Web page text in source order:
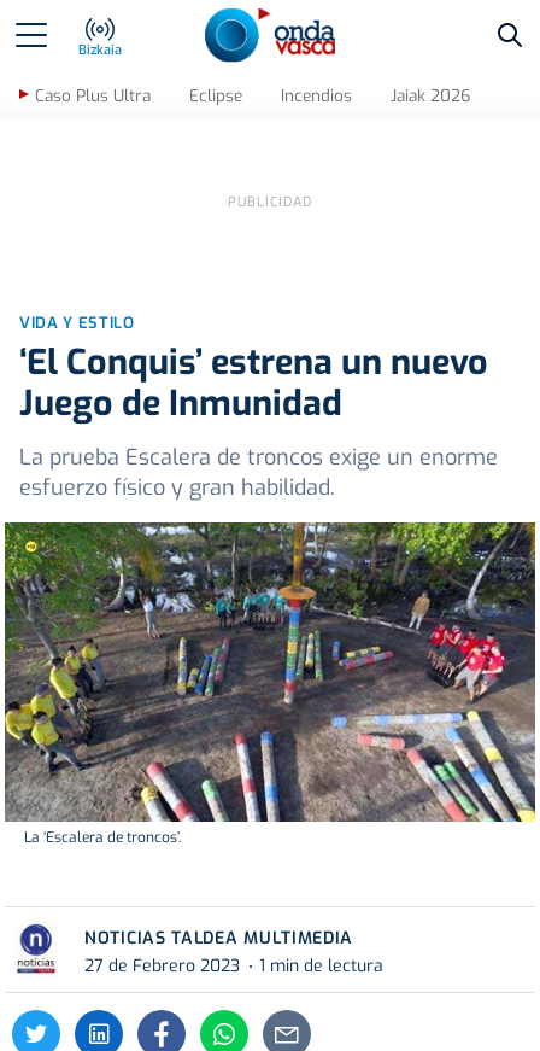
Bizkaia
Caso Plus Ultra Eclipse Incendios Jaiak 2026
VIDA Y ESTILO
‘El Conquis’ estrena un nuevo
Juego de Inmunidad
La prueba Escalera de troncos exige un enorme
esfuerzo físico y gran habilidad.
La ‘Escalera de troncos’.
NOTICIAS TALDEA MULTIMEDIA
27 de Febrero 2023
1 min de lectura